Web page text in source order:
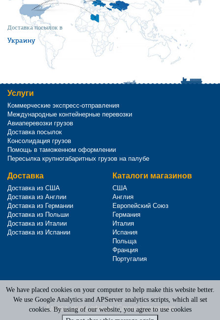
Доставка посылок в
Украину
Услуги
Коммерческие экспресс-отправления
Международные контейнерные перевозки
Авиаперевозки грузов
Доставка посылок
Консолидация грузов
Помощь в таможенном оформлении
Пересылка крупногабаритных грузов на палубе
Доставка
Доставка из США
Доставка из Англии
Доставка из Германии
Доставка из Польши
Доставка из Италии
Доставка из Испании
Каталоги магазинов
США
Англия
Европейский Союз
Германия
Италия
Испания
Польща
Франция
Португалия
Terms of Service
Privacy Policy
Адреса наших офисов|Служба поддержки
We have placed cookies on your computer to help make this website better.
We use Google Analytics and APServer analytics scripts, which all set
cookies. By using of our website, you agree to use cookies